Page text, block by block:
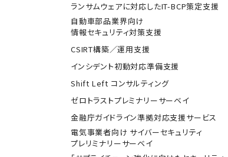
ランサムウェアに対応したIT-BCP策定支援
自動車部品業界向け
情報セキュリティ対策支援
CSIRT構築／運用支援
インシデント初動対応準備支援
Shift Left コンサルティング
ゼロトラストプレミナリーサーベイ
金融庁ガイドライン準拠対応支援サービス
電気事業者向け サイバーセキュリティ
プレリミナリーサーベイ